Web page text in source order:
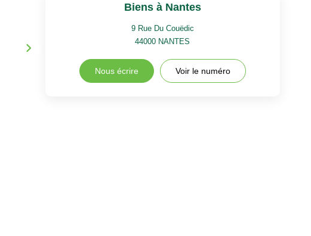
Biens à Nantes
9 Rue Du Couëdic
44000 NANTES
Nous écrire Voir le numéro